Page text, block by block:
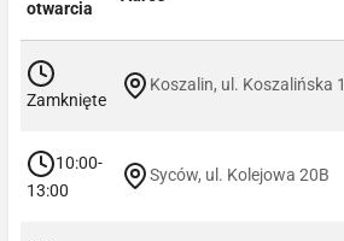
otwarcia
Zamknięte
Koszalin, ul. Koszalińska 1
10:00-
13:00
Syców, ul. Kolejowa 20B